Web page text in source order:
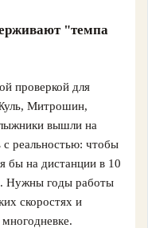
"темпа
проверкой для
Митрошин,
вышли на
с реальностью: чтобы
бы на дистанции в 10
Нужны годы работы
скоростях и